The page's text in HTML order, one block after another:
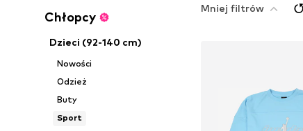
Chłopcy
Dzieci (92-140 cm)
Nowości
Odzież
Buty
Sport
Mniej filtrów